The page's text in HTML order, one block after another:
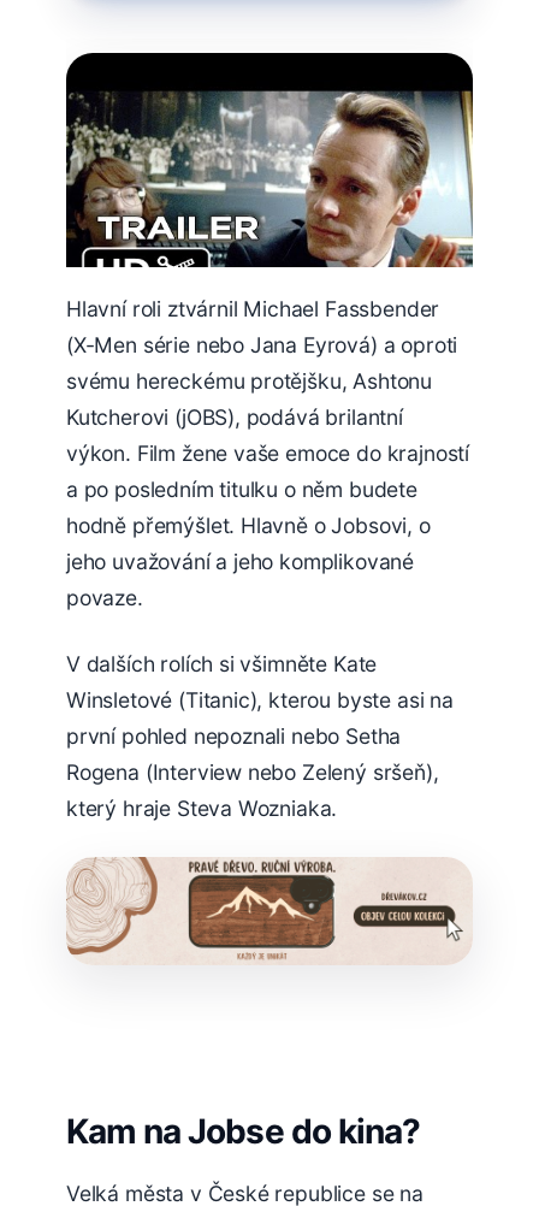
Hlavní roli ztvárnil Michael Fassbender
(X-Men série nebo Jana Eyrová) a oproti
svému hereckému protějšku, Ashtonu
Kutcherovi (jOBS), podává brilantní
výkon. Film žene vaše emoce do krajností
a po posledním titulku o něm budete
hodně přemýšlet. Hlavně o Jobsovi, o
jeho uvažování a jeho komplikované
povaze.
V dalších rolích si všimněte Kate
Winsletové (Titanic), kterou byste asi na
první pohled nepoznali nebo Setha
Rogena (Interview nebo Zelený sršeň),
který hraje Steva Wozniaka.
Kam na Jobse do kina?
Velká města v České republice se na